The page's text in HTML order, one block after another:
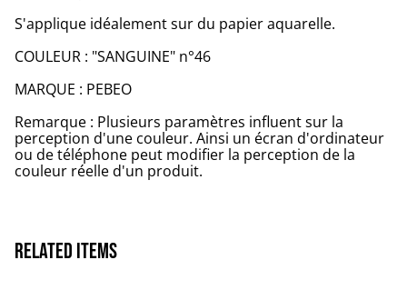
S'applique idéalement sur du papier aquarelle.
COULEUR : "SANGUINE" n°46
MARQUE : PEBEO
Remarque : Plusieurs paramètres influent sur la
perception d'une couleur. Ainsi un écran d'ordinateur
ou de téléphone peut modifier la perception de la
couleur réelle d'un produit.
Related items